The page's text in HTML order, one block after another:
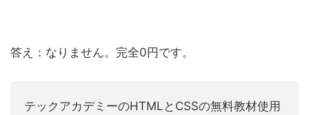
答え：なりません。完全0円です。
テックアカデミーのHTMLとCSSの無料教材使用